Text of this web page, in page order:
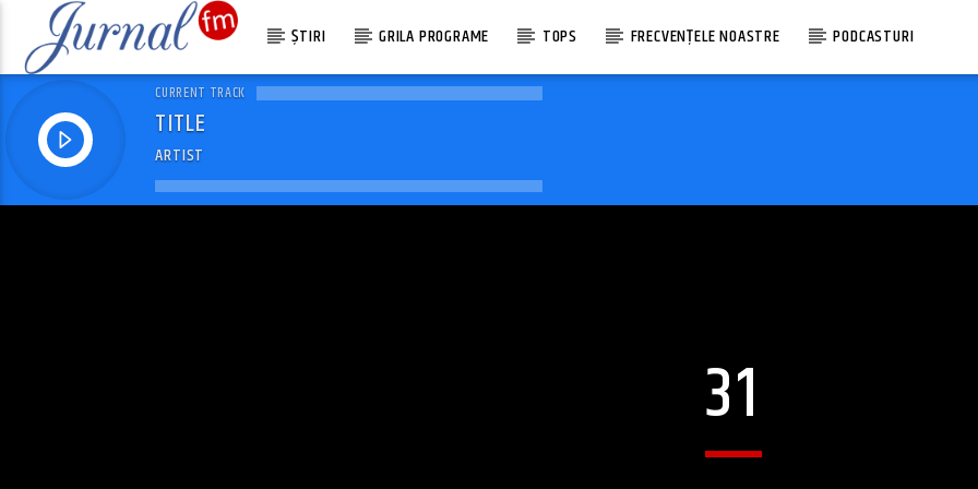
ȘTIRI GRILA PROGRAME TOPS FRECVENȚELE NOASTRE PODCASTURI
CURRENT TRACK
TITLE
ARTIST
31